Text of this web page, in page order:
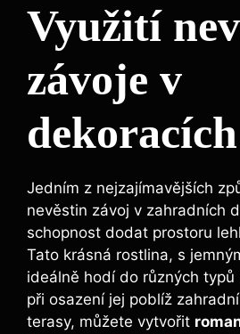
Využití
závoje v
dekoracích
Jedním z nejzajímavějších
nevěstin závoj v zahradních
schopnost dodat prostoru
Tato krásná rostlina, s
ideálně hodí do různých
při osazení jej poblíž
terasy, můžete vytvořit